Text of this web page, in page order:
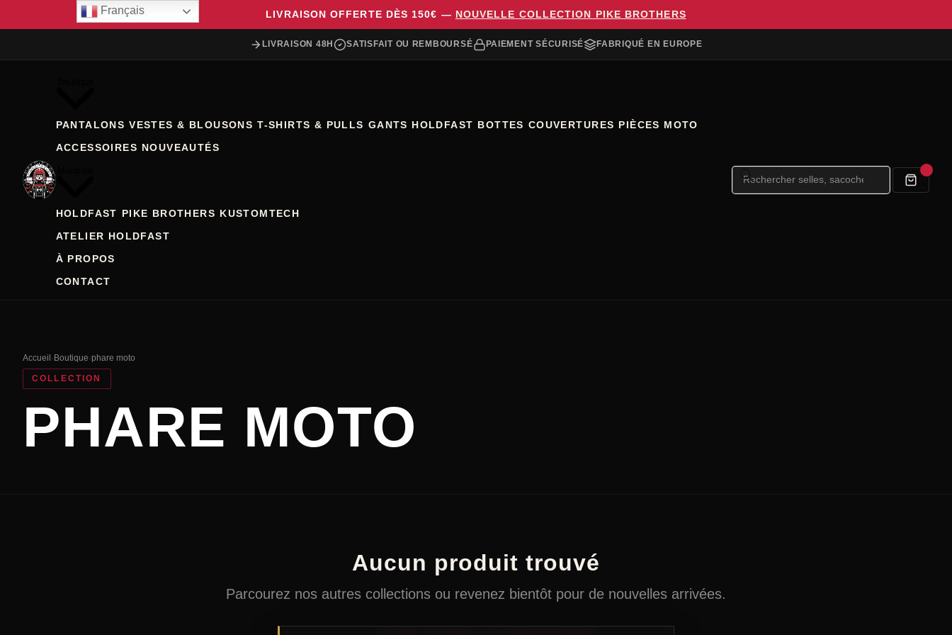
LIVRAISON OFFERTE DÈS 150€ — NOUVELLE COLLECTION PIKE BROTHERS
LIVRAISON 48H SATISFAIT OU REMBOURSÉ PAIEMENT SÉCURISÉ FABRIQUÉ EN EUROPE
PANTALONS VESTES & BLOUSONS T-SHIRTS & PULLS GANTS HOLDFAST BOTTES COUVERTURES PIÈCES MOTO
ACCESSOIRES NOUVEAUTÉS
HOLDFAST PIKE BROTHERS KUSTOMTECH
ATELIER HOLDFAST
À PROPOS
CONTACT
Recherche
de
Accueil Boutique phare moto
COLLECTION
PHARE MOTO
Aucun produit trouvé
Parcourez nos autres collections ou revenez bientôt pour de nouvelles arrivées.
Français